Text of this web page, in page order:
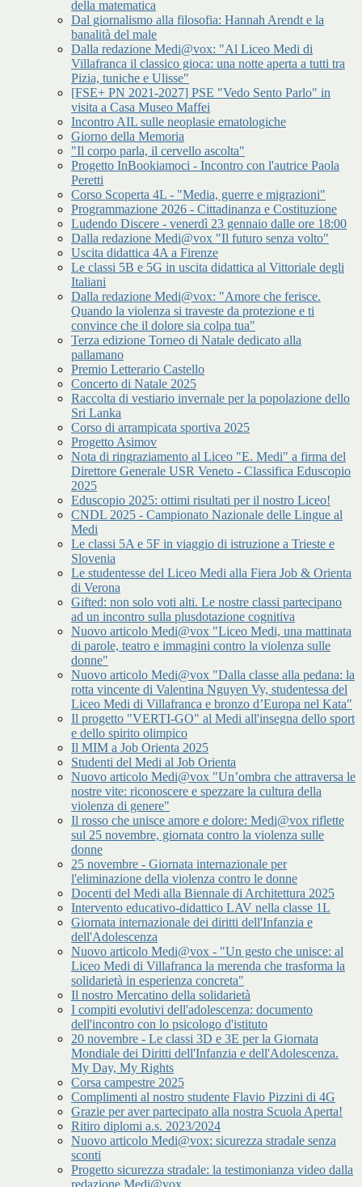
della matematica
Dal giornalismo alla filosofia: Hannah Arendt e la
banalità del male
Dalla redazione Medi@vox: "Al Liceo Medi di
Villafranca il classico gioca: una notte aperta a tutti tra
Pizia, tuniche e Ulisse"
[FSE+ PN 2021-2027] PSE "Vedo Sento Parlo" in
visita a Casa Museo Maffei
Incontro AIL sulle neoplasie ematologiche
Giorno della Memoria
"Il corpo parla, il cervello ascolta"
Progetto InBookiamoci - Incontro con l'autrice Paola
Peretti
Corso Scoperta 4L - "Media, guerre e migrazioni"
Programmazione 2026 - Cittadinanza e Costituzione
Ludendo Discere - venerdì 23 gennaio dalle ore 18:00
Dalla redazione Medi@vox "Il futuro senza volto"
Uscita didattica 4A a Firenze
Le classi 5B e 5G in uscita didattica al Vittoriale degli
Italiani
Dalla redazione Medi@vox: "Amore che ferisce.
Quando la violenza si traveste da protezione e ti
convince che il dolore sia colpa tua"
Terza edizione Torneo di Natale dedicato alla
pallamano
Premio Letterario Castello
Concerto di Natale 2025
Raccolta di vestiario invernale per la popolazione dello
Sri Lanka
Corso di arrampicata sportiva 2025
Progetto Asimov
Nota di ringraziamento al Liceo "E. Medi" a firma del
Direttore Generale USR Veneto - Classifica Eduscopio
2025
Eduscopio 2025: ottimi risultati per il nostro Liceo!
CNDL 2025 - Campionato Nazionale delle Lingue al
Medi
Le classi 5A e 5F in viaggio di istruzione a Trieste e
Slovenia
Le studentesse del Liceo Medi alla Fiera Job & Orienta
di Verona
Gifted: non solo voti alti. Le nostre classi partecipano
ad un incontro sulla plusdotazione cognitiva
Nuovo articolo Medi@vox "Liceo Medi, una mattinata
di parole, teatro e immagini contro la violenza sulle
donne"
Nuovo articolo Medi@vox "Dalla classe alla pedana: la
rotta vincente di Valentina Nguyen Vy, studentessa del
Liceo Medi di Villafranca e bronzo d’Europa nel Kata"
Il progetto "VERTI-GO" al Medi all'insegna dello sport
e dello spirito olimpico
Il MIM a Job Orienta 2025
Studenti del Medi al Job Orienta
Nuovo articolo Medi@vox "Un’ombra che attraversa le
nostre vite: riconoscere e spezzare la cultura della
violenza di genere"
Il rosso che unisce amore e dolore: Medi@vox riflette
sul 25 novembre, giornata contro la violenza sulle
donne
25 novembre - Giornata internazionale per
l'eliminazione della violenza contro le donne
Docenti del Medi alla Biennale di Architettura 2025
Intervento educativo-didattico LAV nella classe 1L
Giornata internazionale dei diritti dell'Infanzia e
dell'Adolescenza
Nuovo articolo Medi@vox - "Un gesto che unisce: al
Liceo Medi di Villafranca la merenda che trasforma la
solidarietà in esperienza concreta"
Il nostro Mercatino della solidarietà
I compiti evolutivi dell'adolescenza: documento
dell'incontro con lo psicologo d'istituto
20 novembre - Le classi 3D e 3E per la Giornata
Mondiale dei Diritti dell'Infanzia e dell'Adolescenza.
My Day, My Rights
Corsa campestre 2025
Complimenti al nostro studente Flavio Pizzini di 4G
Grazie per aver partecipato alla nostra Scuola Aperta!
Ritiro diplomi a.s. 2023/2024
Nuovo articolo Medi@vox: sicurezza stradale senza
sconti
Progetto sicurezza stradale: la testimonianza video dalla